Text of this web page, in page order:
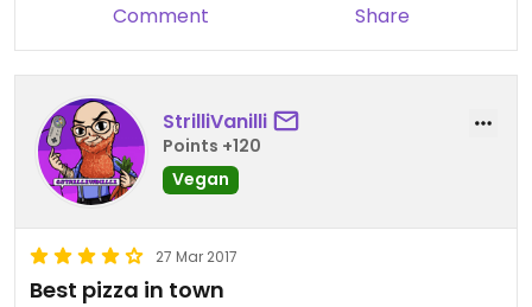
Comment Share
StrilliVanilli
Points +120
Vegan
27 Mar 2017
Best pizza in town